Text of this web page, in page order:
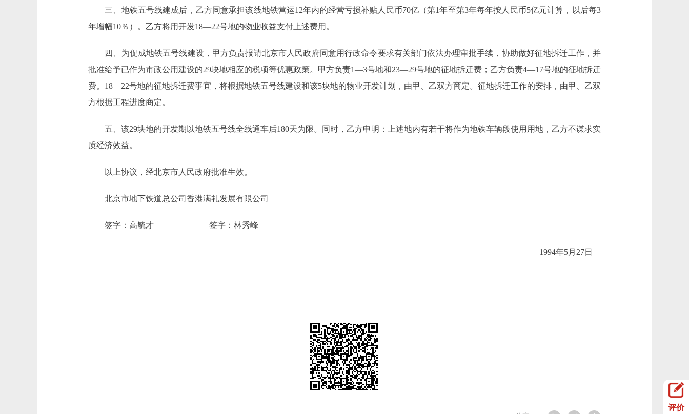
三、地铁五号线建成后，乙方同意承担该线地铁营运12年内的经营亏损补贴人民币70亿（第1年至第3年每年按人民币5亿元计算，以后每3
年增幅10％）。乙方将用开发18―22号地的物业收益支付上述费用。
四、为促成地铁五号线建设，甲方负责报请北京市人民政府同意用行政命令要求有关部门依法办理审批手续，协助做好征地拆迁工作，并
批准给予已作为市政公用建设的29块地相应的税项等优惠政策。甲方负责1―3号地和23―29号地的征地拆迁费；乙方负责4―17号地的征地拆迁
费。18―22号地的征地拆迁费事宜，将根据地铁五号线建设和该5块地的物业开发计划，由甲、乙双方商定。征地拆迁工作的安排，由甲、乙双
方根据工程进度商定。
五、该29块地的开发期以地铁五号线全线通车后180天为限。同时，乙方申明：上述地内有若干将作为地铁车辆段使用用地，乙方不谋求实
质经济效益。
以上协议，经北京市人民政府批准生效。
北京市地下铁道总公司香港满礼发展有限公司
签字：高毓才 签字：林秀峰
1994年5月27日
评价